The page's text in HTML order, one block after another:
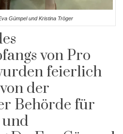
Gümpel und Kristina Tröger
von Pro
feierlich
der
Behörde für
und